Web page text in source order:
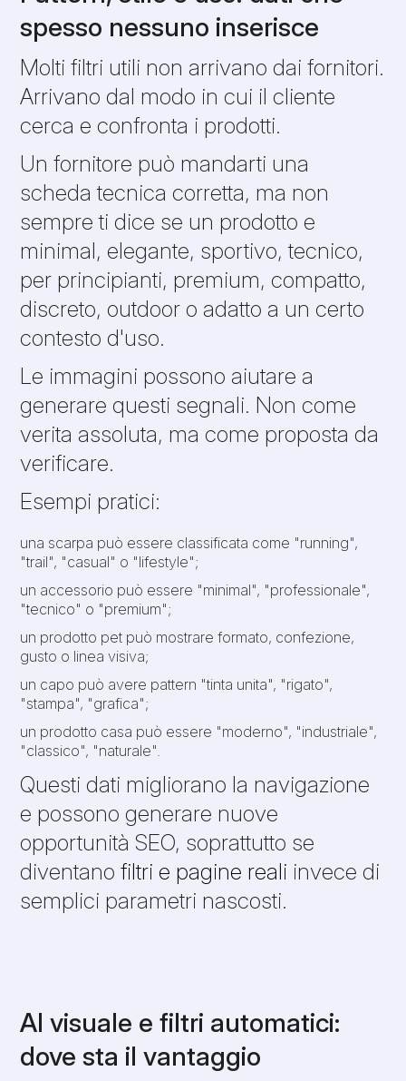
spesso nessuno inserisce
Molti filtri utili non arrivano dai fornitori.
Arrivano dal modo in cui il cliente
cerca e confronta i prodotti.
Un fornitore può mandarti una
scheda tecnica corretta, ma non
sempre ti dice se un prodotto e
minimal, elegante, sportivo, tecnico,
per principianti, premium, compatto,
discreto, outdoor o adatto a un certo
contesto d'uso.
Le immagini possono aiutare a
generare questi segnali. Non come
verita assoluta, ma come proposta da
verificare.
Esempi pratici:
una scarpa può essere classificata come "running",
"trail", "casual" o "lifestyle";
un accessorio può essere "minimal", "professionale",
"tecnico" o "premium";
un prodotto pet può mostrare formato, confezione,
gusto o linea visiva;
un capo può avere pattern "tinta unita", "rigato",
"stampa", "grafica";
un prodotto casa può essere "moderno", "industriale",
"classico", "naturale".
Questi dati migliorano la navigazione
e possono generare nuove
opportunità SEO, soprattutto se
diventanofiltri e pagine reali invece di
semplici parametri nascosti.
AI visuale e filtri automatici:
dove sta il vantaggio